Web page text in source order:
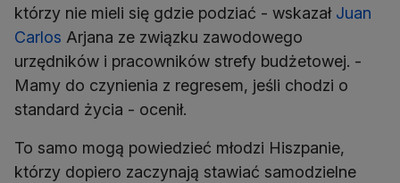
którzy nie mieli się gdzie podziać - wskazał Juan
Carlos Arjana ze związku zawodowego
urzędników i pracowników strefy budżetowej. -
Mamy do czynienia z regresem, jeśli chodzi o
standard życia - ocenił.
To samo mogą powiedzieć młodzi Hiszpanie,
którzy dopiero zaczynają stawiać samodzielne